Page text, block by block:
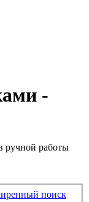
-
ручной работы
поиск